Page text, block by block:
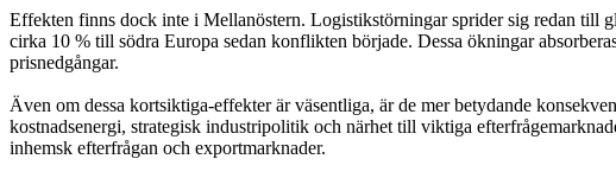
Effekten finns dock inte i Mellanöstern. Logistikstörningar sprider sig redan till
cirka 10 % till södra Europa sedan konflikten började. Dessa ökningar
prisnedgångar.
Även om dessa kortsiktiga-effekter är väsentliga, är de mer betydande
kostnadsenergi, strategisk industripolitik och närhet till viktiga
inhemsk efterfrågan och exportmarknader.